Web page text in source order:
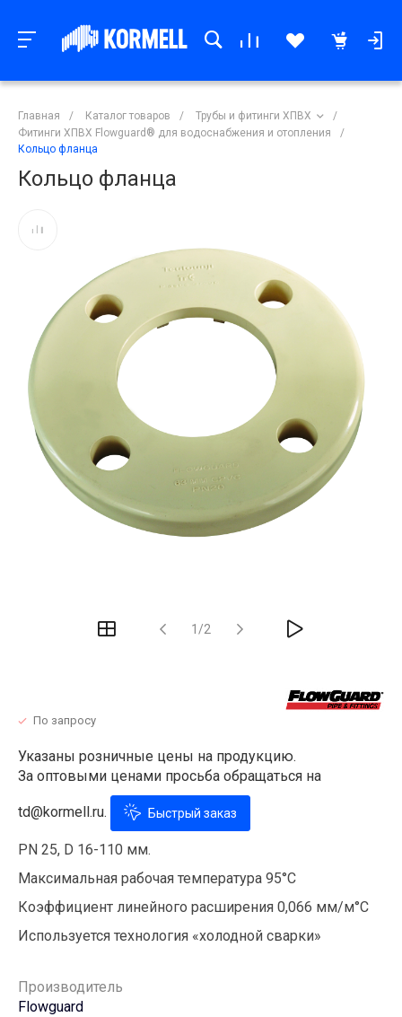
Главная / Каталог товаров / Трубы и фитинги ХПВХ
/
Фитинги ХПВХ Flowguard® для водоснабжения и отопления
/
Кольцо фланца
Кольцо фланца
1/2
По запросу
Указаны розничные цены на продукцию.
За оптовыми ценами просьба обращаться на
td@kormell.ru. Быстрый заказ
PN 25, D 16-110 мм.
Максимальная рабочая температура 95°С
Коэффициент линейного расширения 0,066 мм/м°С
Используется технология «холодной сварки»
Производитель
Flowguard